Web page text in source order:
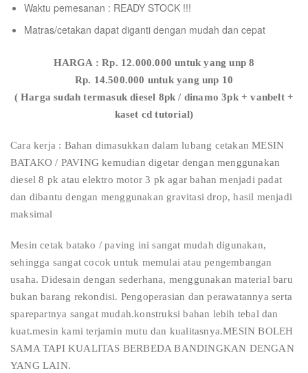
Waktu pemesanan : READY STOCK !!!
Matras/cetakan dapat diganti dengan mudah dan cepat
HARGA : Rp. 12.000.000 untuk yang unp 8
Rp. 14.500.000 untuk yang unp 10
( Harga sudah termasuk diesel 8pk / dinamo 3pk + vanbelt +
kaset cd tutorial)
Cara kerja : Bahan dimasukkan dalam lubang cetakan MESIN
BATAKO / PAVING kemudian digetar dengan menggunakan
diesel 8 pk atau elektro motor 3 pk agar bahan menjadi padat
dan dibantu dengan menggunakan gravitasi drop, hasil menjadi
maksimal
Mesin cetak batako / paving ini sangat mudah digunakan,
sehingga sangat cocok untuk memulai atau pengembangan
usaha. Didesain dengan sederhana, menggunakan material baru
bukan barang rekondisi. Pengoperasian dan perawatannya serta
sparepartnya sangat mudah.konstruksi bahan lebih tebal dan
kuat.mesin kami terjamin mutu dan kualitasnya.MESIN BOLEH
SAMA TAPI KUALITAS BERBEDA BANDINGKAN DENGAN
YANG LAIN.